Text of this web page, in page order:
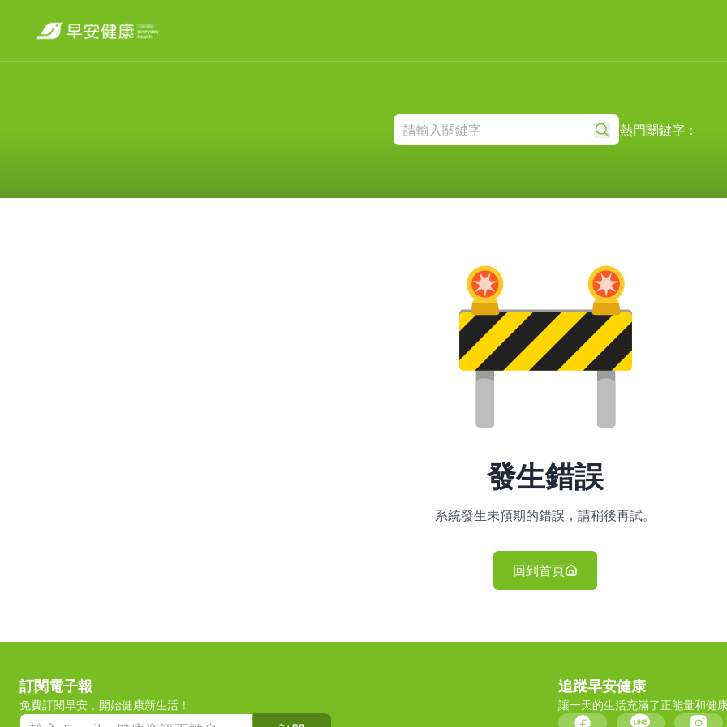
熱門關鍵字：
發生錯誤
系統發生未預期的錯誤，請稍後再試。
回到首頁
訂閱電子報
免費訂閱早安，開始健康新生活！
追蹤早安健康
讓一天的生活充滿了正能量和健